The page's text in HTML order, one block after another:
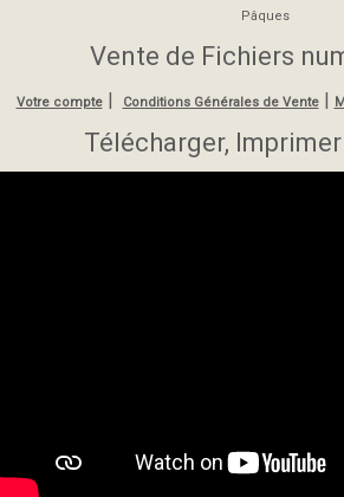
Pâques
Vente de Fichiers
Votre compte| Conditions Générales de Vente|
Télécharger,